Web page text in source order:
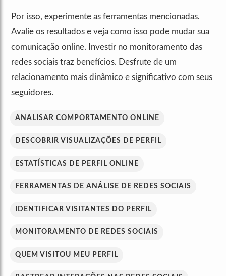
Por isso, experimente as ferramentas mencionadas.
Avalie os resultados e veja como isso pode mudar sua
comunicação online. Investir no monitoramento das
redes sociais traz benefícios. Desfrute de um
relacionamento mais dinâmico e significativo com seus
seguidores.
ANALISAR COMPORTAMENTO ONLINE
DESCOBRIR VISUALIZAÇÕES DE PERFIL
ESTATÍSTICAS DE PERFIL ONLINE
FERRAMENTAS DE ANÁLISE DE REDES SOCIAIS
IDENTIFICAR VISITANTES DO PERFIL
MONITORAMENTO DE REDES SOCIAIS
QUEM VISITOU MEU PERFIL